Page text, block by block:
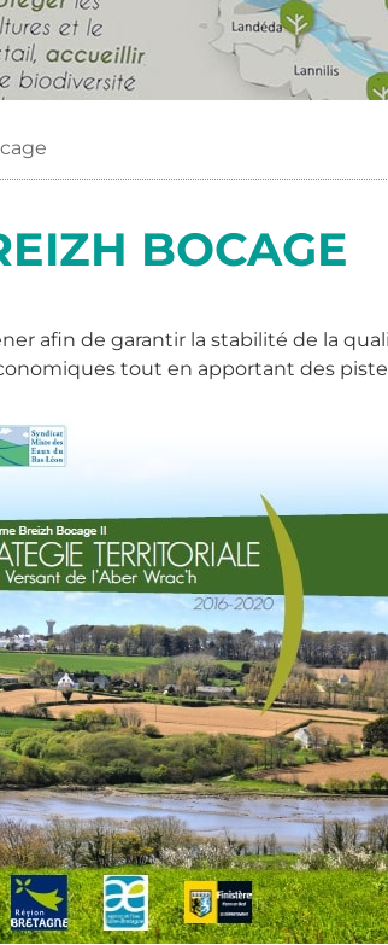
BOCAGE
afin de garantir la stabilité de la
tout en apportant des